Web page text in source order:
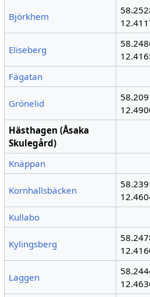
Björkhem
Eliseberg
Fägatan
Grönelid
Hästhagen (Åsaka
Skulegård)
Knäppan
Kornhallsbäcken
Kullabo
Kylingsberg
Laggen